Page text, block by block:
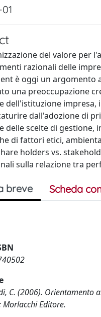
del valore per
razionali delle
è oggi un argomento
una preoccupazione
dell'istituzione
dall'adozione di
delle scelte di gestione,
di fattori etici,
holders vs.
sulla relazione tra
breve Scheda
C. (2006). Orientamento
Morlacchi Editore.